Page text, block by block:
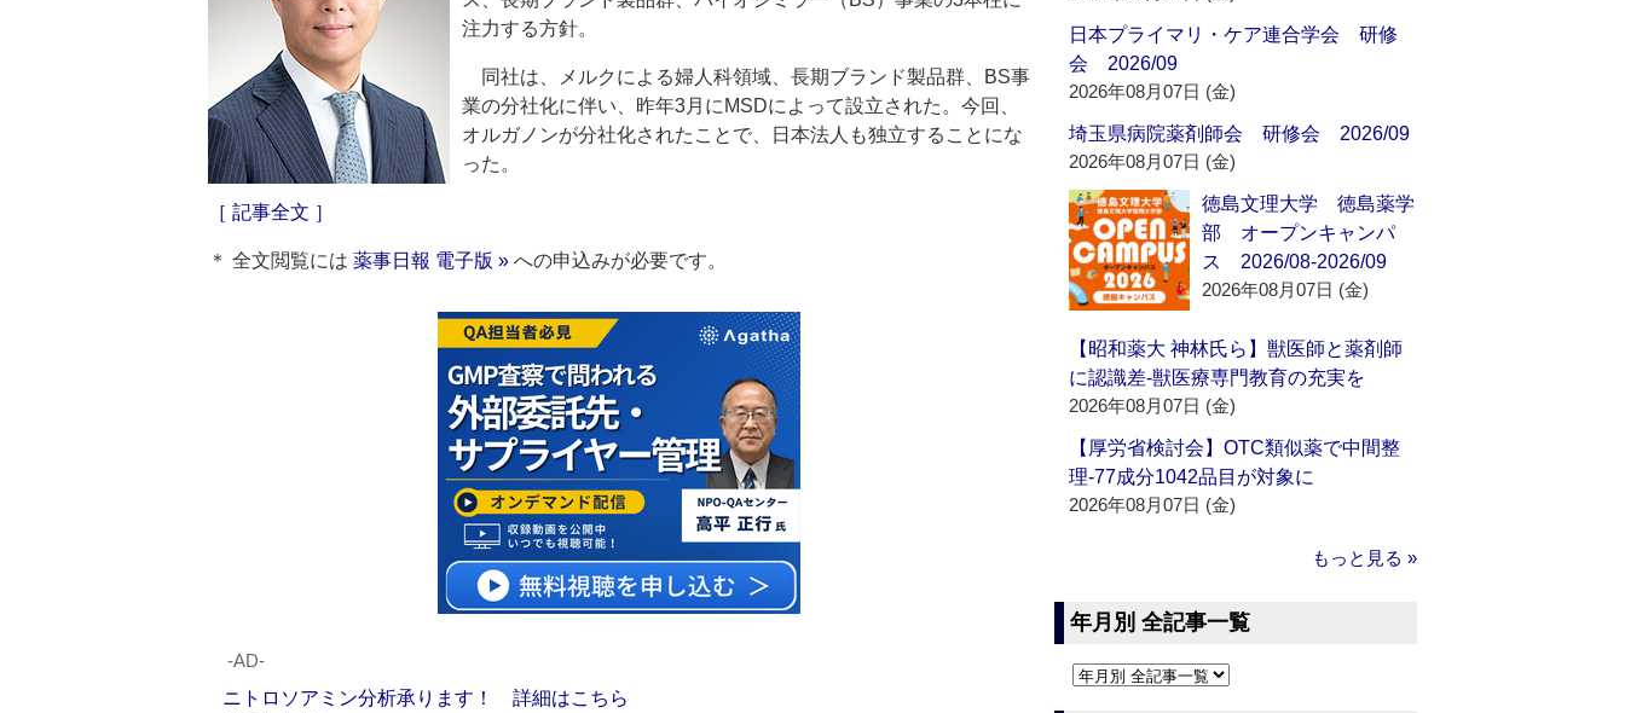
注力する方針。
同社は、メルクによる婦人科領域、長期ブランド製品群、BS事
業の分社化に伴い、昨年3月にMSDによって設立された。今回、
オルガノンが分社化されたことで、日本法人も独立することにな
った。
［ 記事全文 ］
＊ 全文閲覧には 薬事日報 電子版 » への申込みが必要です。
‐AD‐
ニトロソアミン分析承ります！ 詳細はこちら
日本プライマリ・ケア連合学会 研修
会 2026/09
2026年08月07日 (金)
埼玉県病院薬剤師会 研修会 2026/09
2026年08月07日 (金)
徳島文理大学 徳島薬学
部 オープンキャンパ
ス 2026/08-2026/09
2026年08月07日 (金)
【昭和薬大 神林氏ら】獣医師と薬剤師
に認識差‐獣医療専門教育の充実を
2026年08月07日 (金)
【厚労省検討会】OTC類似薬で中間整
理‐77成分1042品目が対象に
2026年08月07日 (金)
もっと見る »
年月別 全記事一覧